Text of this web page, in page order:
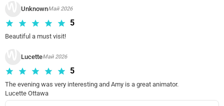
UnknownМай 2026
5
Beautiful a must visit!
LucetteМай 2026
5
The evening was very interesting and Amy is a great animator.
Lucette Ottawa